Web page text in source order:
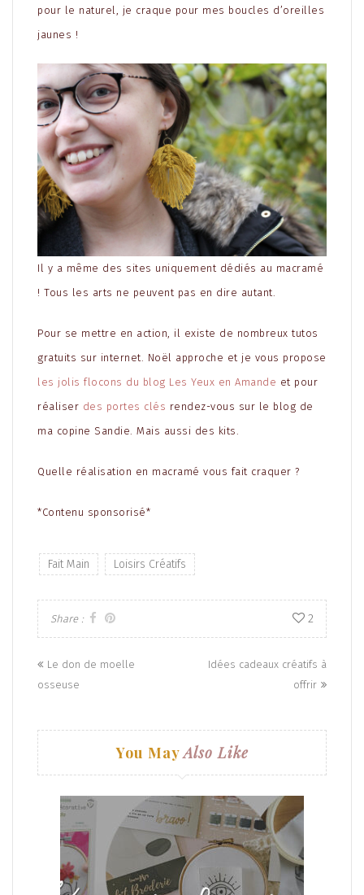
pour le naturel, je craque pour mes boucles d’oreilles
jaunes !
Il y a même des sites uniquement dédiés au macramé
! Tous les arts ne peuvent pas en dire autant.
Pour se mettre en action, il existe de nombreux tutos
gratuits sur internet. Noël approche et je vous propose
les jolis flocons du blog Les Yeux en Amande et pour
réaliser des portes clés rendez-vous sur le blog de
ma copine Sandie. Mais aussi des kits.
Quelle réalisation en macramé vous fait craquer ?
*Contenu sponsorisé*
Fait Main Loisirs Créatifs
Share : 2
Posts
navigation
Le don de moelle
osseuse
Idées cadeaux créatifs à
offrir
You MayAlso Like